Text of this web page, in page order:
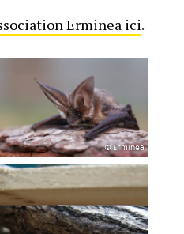
Erminea ici.
© Erminea